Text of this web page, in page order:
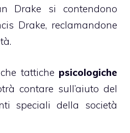
Drake si contendono
Drake, reclamandone
tattiche psicologiche
contare sull’aiuto del
speciali della società